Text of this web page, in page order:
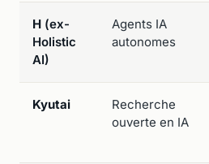
H (ex-
Holistic
AI)
Agents IA
autonomes
Kyutai
Recherche
ouverte en IA